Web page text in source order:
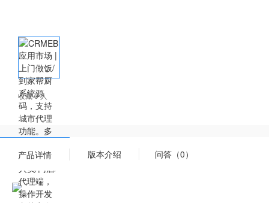
收藏 0 人
产品详情 版本介绍 问答（0）